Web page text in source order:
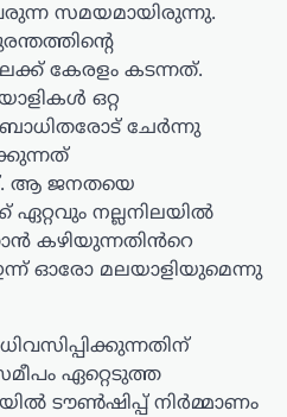
സമയമായിരുന്നു.
കേരളം കടന്നത്.
ഒറ്റ
ചേർന്നു
ആ ജനതയെ
ഏറ്റവും നല്ലനിലയിൽ
കഴിയുന്നതിൻറെ
ഓരോ മലയാളിയുമെന്നു
ഏറ്റെടുത്ത
ടൗൺഷിപ്പ് നിർമ്മാണം